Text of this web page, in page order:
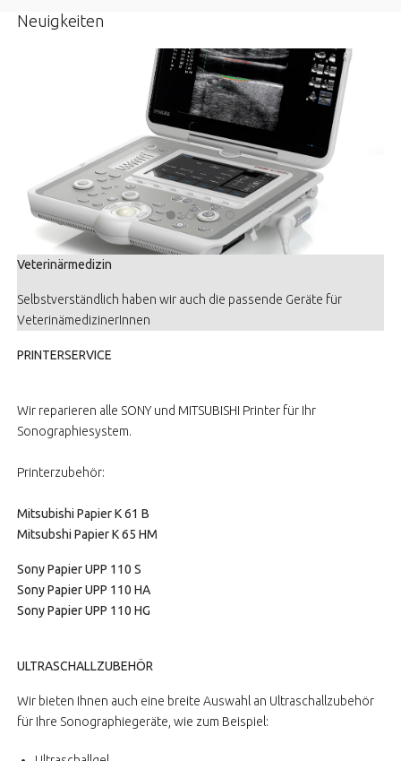
Neuigkeiten
Veterinärmedizin
Selbstverständlich haben wir auch die passende Geräte für
VeterinämedizinerInnen
PRINTERSERVICE
Wir reparieren alle SONY und MITSUBISHI Printer für Ihr
Sonographiesystem.
Printerzubehör:
Mitsubishi Papier K 61 B
Mitsubshi Papier K 65 HM
Sony Papier UPP 110 S
Sony Papier UPP 110 HA
Sony Papier UPP 110 HG
ULTRASCHALLZUBEHÖR
Wir bieten Ihnen auch eine breite Auswahl an Ultraschallzubehör
für Ihre Sonographiegeräte, wie zum Beispiel: